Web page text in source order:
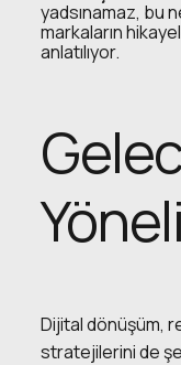
yadsınamaz, bu
markaların
anlatılıyor.
Dijital dönüşüm,
stratejilerini de